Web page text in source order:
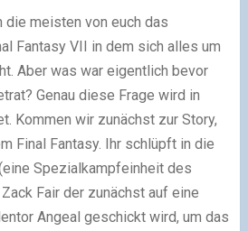
die meisten von euch das
Fantasy VII in dem sich alles um
Aber was war eigentlich bevor
Genau diese Frage wird in
Kommen wir zunächst zur Story,
Final Fantasy. Ihr schlüpft in die
Spezialkampfeinheit des
Fair der zunächst auf eine
Angeal geschickt wird, um das